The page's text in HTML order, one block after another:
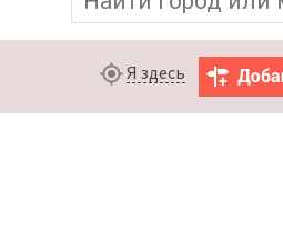
Я здесь